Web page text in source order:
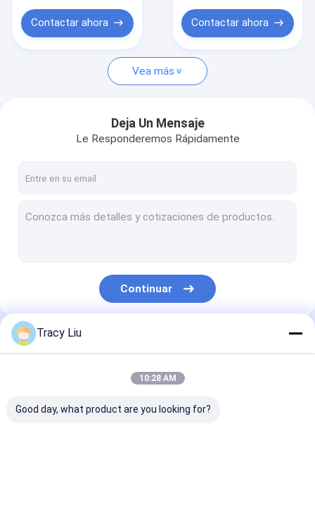
Solicitar una cita
Puntos de acero de calibre ligero
Quilla de pintura de acero
Blanco de la farfulla del titanio
Piezas del titanio del CNC que trabajan a máquina
Contactar ahora Contactar ahora
Vea más
Deja Un Mensaje
Le Responderemos Rápidamente
Continuar
Nuestras Categorías
Tracy Liu
10:28 AM
Good day, what product are you looking for?